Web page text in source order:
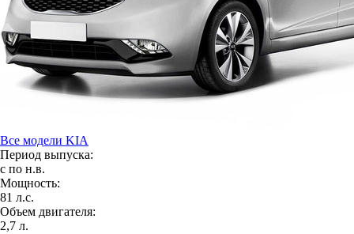
Все модели KIA
Период выпуска:
с по н.в.
Мощность:
81 л.с.
Объем двигателя:
2,7 л.